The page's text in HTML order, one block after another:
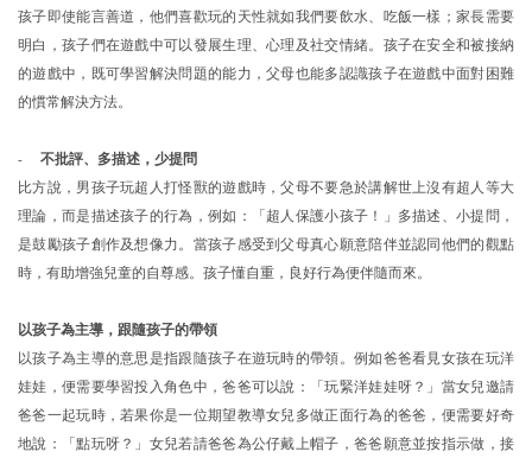
孩子即使能言善道，他們喜歡玩的天性就如我們要飲水、吃飯一樣；家長需要
明白，孩子們在遊戲中可以發展生理、心理及社交情緒。孩子在安全和被接納
的遊戲中，既可學習解決問題的能力，父母也能多認識孩子在遊戲中面對困難
的慣常解決方法。
- 不批評、 多描述 ，少提問
比方說，男孩子玩超人打怪獸的遊戲時，父母不要急於講解世上沒有超人等大
理論，而是描述孩子的行為，例如：「超人保護小孩子！」多描述、小提問，
是鼓勵孩子創作及想像力。當孩子感受到父母真心願意陪伴並認同他們的觀點
時，有助增強兒童的自尊感。孩子懂自重，良好行為便伴隨而來。
以孩子為主導，跟隨孩子的帶領
以孩子為主導的意思是指跟隨孩子在遊玩時的帶領。例如爸爸看見女孩在玩洋
娃娃，便需要學習投入角色中，爸爸可以說：「玩緊洋娃娃呀？」當女兒邀請
爸爸一起玩時，若果你是一位期望教導女兒多做正面行為的爸爸，便需要好奇
地說：「點玩呀？」女兒若請爸爸為公仔戴上帽子，爸爸願意並按指示做，接